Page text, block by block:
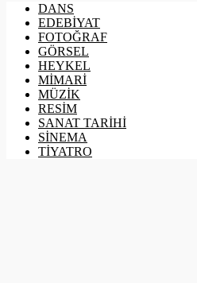
DANS
EDEBİYAT
FOTOĞRAF
GÖRSEL
HEYKEL
MİMARİ
MÜZİK
RESİM
SANAT TARİHİ
SİNEMA
TİYATRO